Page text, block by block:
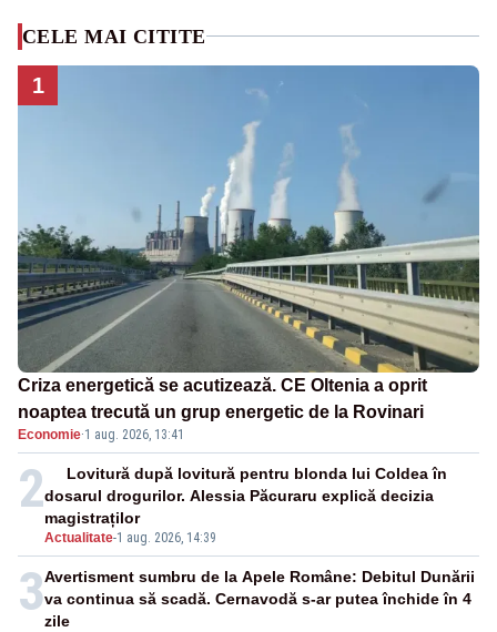
CELE MAI CITITE
1
Criza energetică se acutizează. CE Oltenia a oprit
noaptea trecută un grup energetic de la Rovinari
Economie·1 aug. 2026, 13:41
2
Actualitate-1 aug. 2026, 14:39
Lovitură după lovitură pentru blonda lui Coldea în
dosarul drogurilor. Alessia Păcuraru explică decizia
magistraților
3Avertisment sumbru de la Apele Române: Debitul Dunării
va continua să scadă. Cernavodă s-ar putea închide în 4
zile